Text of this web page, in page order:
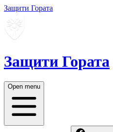
Защити Гората
Защити Гората
Open menu